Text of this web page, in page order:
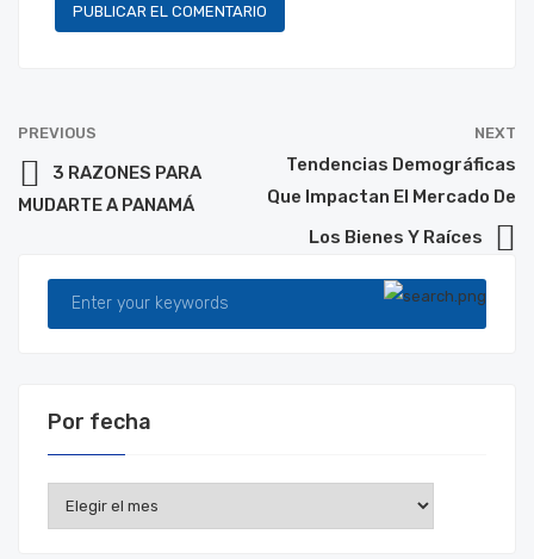
PREVIOUS
3 RAZONES PARA
MUDARTE A PANAMÁ
NEXT
Tendencias Demográficas
Que Impactan El Mercado De
Los Bienes Y Raíces
Por fecha
Por
fecha